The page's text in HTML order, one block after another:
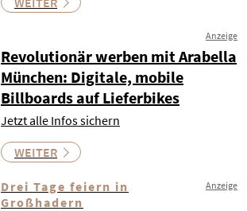
Anzeige
Revolutionär werben mit Arabella
München: Digitale, mobile
Billboards auf Lieferbikes
Jetzt alle Infos sichern
WEITER
Drei Tage feiern in
Großhadern
Anzeige